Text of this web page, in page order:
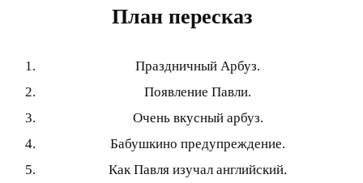
План пересказ
Праздничный Арбуз.
Появление Павли.
Очень вкусный арбуз.
Бабушкино предупреждение.
Как Павля изучал английский.